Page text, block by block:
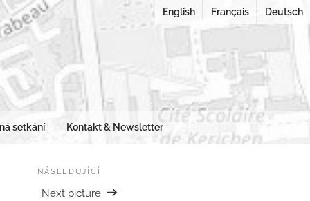
English Français Deutsch
města v rekonstrukci
setkání Kontakt & Newsletter
NÁSLEDUJÍCÍ
Next picture